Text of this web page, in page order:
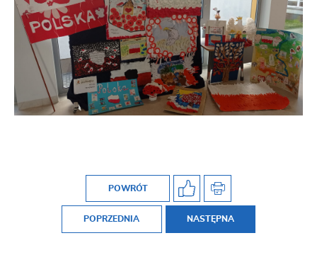
POWRÓT
POPRZEDNIA NASTĘPNA